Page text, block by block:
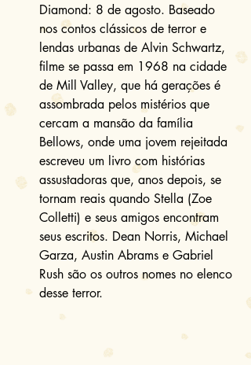
Diamond: 8 de agosto. Baseado
nos contos clássicos de terror e
lendas urbanas de Alvin Schwartz,
filme se passa em 1968 na cidade
de Mill Valley, que há gerações é
assombrada pelos mistérios que
cercam a mansão da família
Bellows, onde uma jovem rejeitada
escreveu um livro com histórias
assustadoras que, anos depois, se
tornam reais quando Stella (Zoe
Colletti) e seus amigos encontram
seus escritos. Dean Norris, Michael
Garza, Austin Abrams e Gabriel
Rush são os outros nomes no elenco
desse terror.